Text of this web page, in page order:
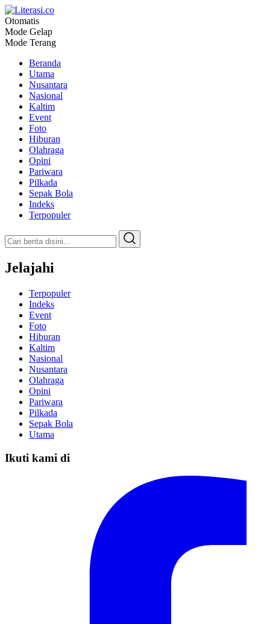
Literasi.co
Pilar Informasi
Otomatis
Mode Gelap
Mode Terang
Beranda
Utama
Nusantara
Nasional
Kaltim
Event
Foto
Hiburan
Olahraga
Opini
Pariwara
Pilkada
Sepak Bola
Indeks
Terpopuler
Jelajahi
Terpopuler
Indeks
Event
Foto
Hiburan
Kaltim
Nasional
Nusantara
Olahraga
Opini
Pariwara
Pilkada
Sepak Bola
Utama
Ikuti kami di